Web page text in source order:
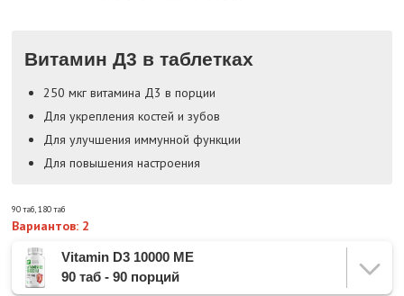
Витамин Д3 в таблетках
250 мкг витамина Д3 в порции
Для укрепления костей и зубов
Для улучшения иммунной функции
Для повышения настроения
90 таб,180 таб
Вариантов: 2
Vitamin D3 10000 МЕ
90 таб - 90 порций